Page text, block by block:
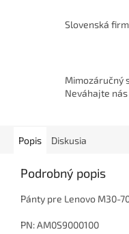
Slovenská
Mimozáručný
Neváhajte
Popis Diskusia
Podrobný popis
Pánty pre Lenovo M30-
PN: AM0S9000100